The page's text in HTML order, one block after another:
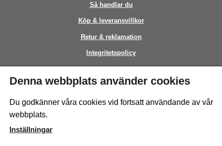
Så handlar du
Köp & leveransvillkor
Retur & reklamation
Integritetspolicy
Kontakt
This site is protected by reCAPTCHA and the GooglePrivacy Policyand
Denna webbplats använder cookies
Du godkänner våra cookies vid fortsatt användande av vår
webbplats.
Inställningar